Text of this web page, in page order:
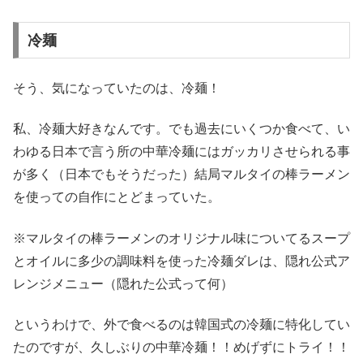
冷麺
そう、気になっていたのは、冷麺！
私、冷麺大好きなんです。でも過去にいくつか食べて、い
わゆる日本で言う所の中華冷麺にはガッカリさせられる事
が多く（日本でもそうだった）結局マルタイの棒ラーメン
を使っての自作にとどまっていた。
※マルタイの棒ラーメンのオリジナル味についてるスープ
とオイルに多少の調味料を使った冷麺ダレは、隠れ公式ア
レンジメニュー（隠れた公式って何）
というわけで、外で食べるのは韓国式の冷麺に特化してい
たのですが、久しぶりの中華冷麺！！めげずにトライ！！